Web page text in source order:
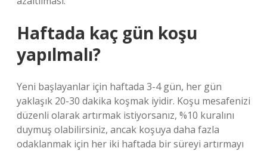
Haftada kaç gün koşu
yapılmalı?
Yeni başlayanlar için haftada 3-4 gün, her gün
yaklaşık 20-30 dakika koşmak iyidir. Koşu mesafenizi
düzenli olarak artırmak istiyorsanız, %10 kuralını
duymuş olabilirsiniz, ancak koşuya daha fazla
odaklanmak için her iki haftada bir süreyi artırmayı